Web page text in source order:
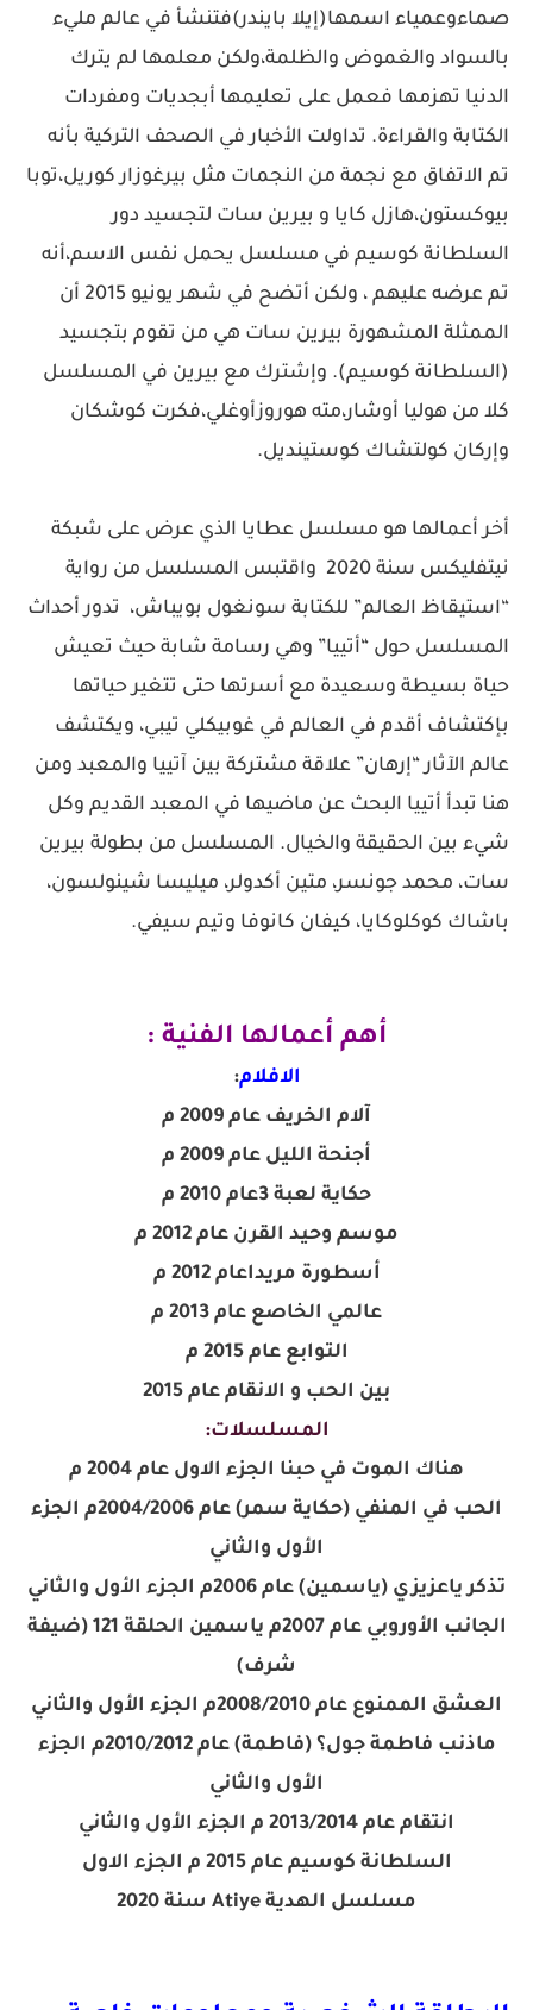
صماءوعمياء اسمها(إيلا بايندر)فتنشأ في عالم مليء
بالسواد والغموض والظلمة،ولكن معلمها لم يترك
الدنيا تهزمها فعمل على تعليمها أبجديات ومفردات
الكتابة والقراءة. تداولت الأخبار في الصحف التركية بأنه
تم الاتفاق مع نجمة من النجمات مثل بيرغوزار كوريل،توبا
بيوكستون،هازل كايا و بيرين سات لتجسيد دور
السلطانة كوسيم في مسلسل يحمل نفس الاسم،أنه
تم عرضه عليهم ، ولكن أتضح في شهر يونيو 2015 أن
الممثلة المشهورة بيرين سات هي من تقوم بتجسيد
(السلطانة كوسيم). وإشترك مع بيرين في المسلسل
كلا من هوليا أوشار،مته هوروزأوغلي،فكرت كوشكان
وإركان كولتشاك كوستينديل.
أخر أعمالها هو مسلسل عطايا الذي عرض على شبكة
نيتفليكس سنة 2020 واقتبس المسلسل من رواية
“استيقاظ العالم” للكتابة سونغول بويباش، تدور أحداث
المسلسل حول “أتييا” وهي رسامة شابة حيث تعيش
حياة بسيطة وسعيدة مع أسرتها حتى تتغير حياتها
بإكتشاف أقدم في العالم في غوبيكلي تيبي، ويكتشف
عالم الآثار “إرهان” علاقة مشتركة بين آتييا والمعبد ومن
هنا تبدأ أتييا البحث عن ماضيها في المعبد القديم وكل
شيء بين الحقيقة والخيال. المسلسل من بطولة بيرين
سات، محمد جونسر، متين أكدولر، ميليسا شينولسون،
باشاك كوكلوكايا، كيفان كانوفا وتيم سيفي.
أهم أعمالها الفنية :
الافلام:
آلام الخريف عام 2009 م
أجنحة الليل عام 2009 م
حكاية لعبة 3عام 2010 م
موسم وحيد القرن عام 2012 م
أسطورة مريداعام 2012 م
عالمي الخاصع عام 2013 م
التوابع عام 2015 م
بين الحب و الانقام عام 2015
المسلسلات:
هناك الموت في حبنا الجزء الاول عام 2004 م
الحب في المنفي (حكاية سمر) عام 2004/2006م الجزء
الأول والثاني
تذكر ياعزيزي (ياسمين) عام 2006م الجزء الأول والثاني
الجانب الأوروبي عام 2007م ياسمين الحلقة 121 (ضيفة
شرف)
العشق الممنوع عام 2008/2010م الجزء الأول والثاني
ماذنب فاطمة جول؟ (فاطمة) عام 2010/2012م الجزء
الأول والثاني
انتقام عام 2013/2014 م الجزء الأول والثاني
السلطانة كوسيم عام 2015 م الجزء الاول
مسلسل الهدية Atiye سنة 2020